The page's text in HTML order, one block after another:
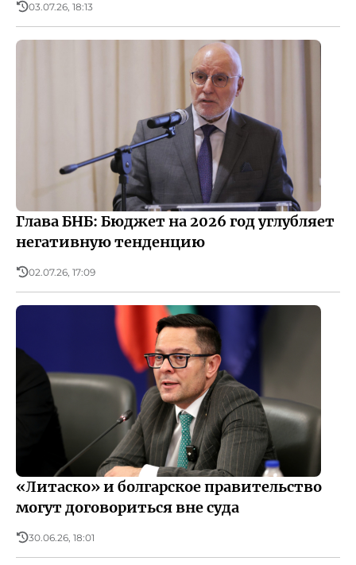
03.07.26, 18:13
Глава БНБ: Бюджет на 2026 год углубляет
негативную тенденцию
02.07.26, 17:09
«Литаско» и болгарское правительство
могут договориться вне суда
30.06.26, 18:01